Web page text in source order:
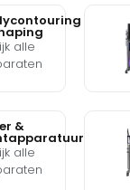
alle
&
alle